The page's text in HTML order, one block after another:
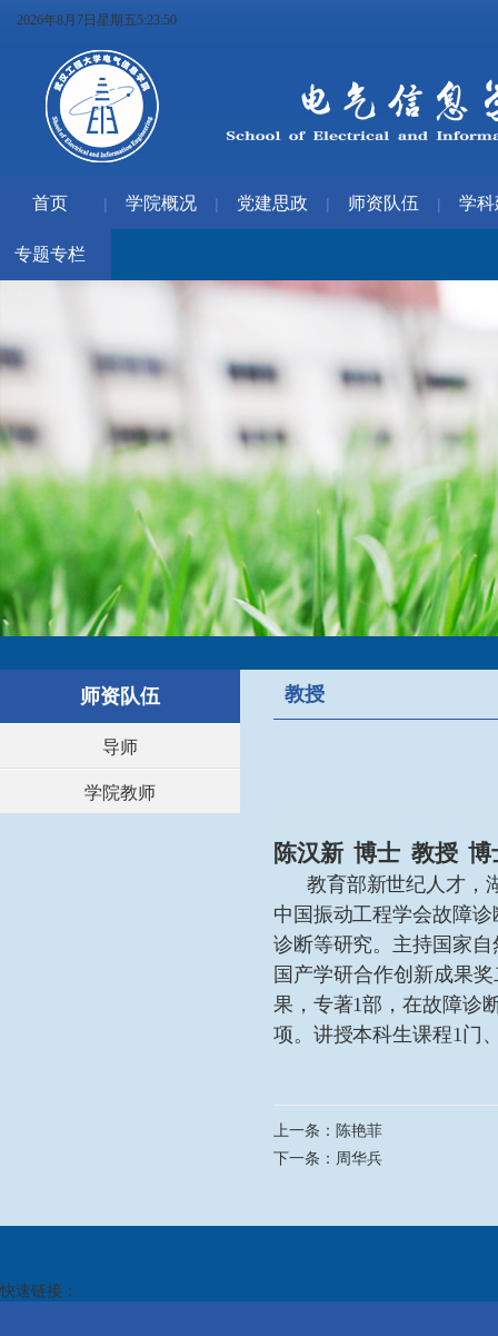
2026年8月7日星期五5:23:51
首页 | 学院概况 | 党建思政 | 师资队伍 | 学
专题专栏
师资队伍
导师
学院教师
教授
陈汉新 博士 教授 博
教育部新世纪人才，
中国振动工程学会故障
诊断等研究。主持国家
国产学研合作创新成果
果， 专著1部 ，在故障诊
项。讲授本科生课程1门
上一条： 陈艳菲
下一条： 周华兵
快速链接：